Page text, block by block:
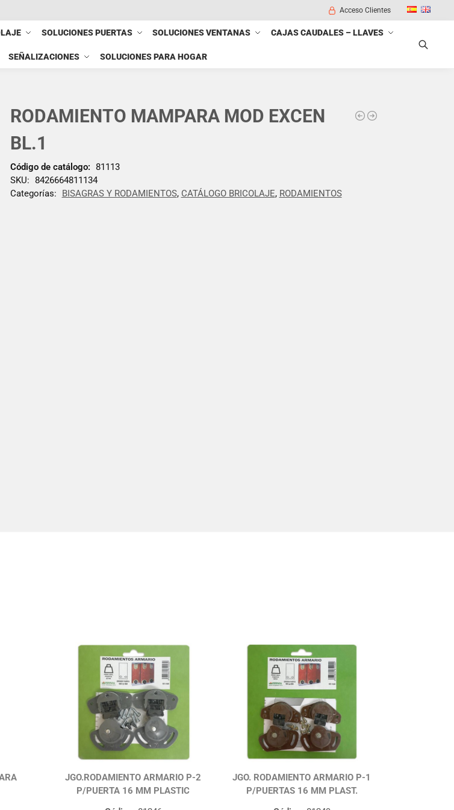
Acceso Clientes
SOLUCIONES PUERTAS SOLUCIONES VENTANAS CAJAS CAUDALES – LLAVES
SEÑALIZACIONES SOLUCIONES PARA HOGAR
RODAMIENTO MAMPARA MOD EXCEN
BL.1
Código de catálogo: 81113
SKU: 8426664811134
Categorías:
BISAGRAS Y RODAMIENTOS, CATÁLOGO BRICOLAJE, RODAMIENTOS
JGO.RODAMIENTO ARMARIO P-2
P/PUERTA 16 MM PLASTIC
JGO. RODAMIENTO ARMARIO P-1
P/PUERTAS 16 MM PLAST.